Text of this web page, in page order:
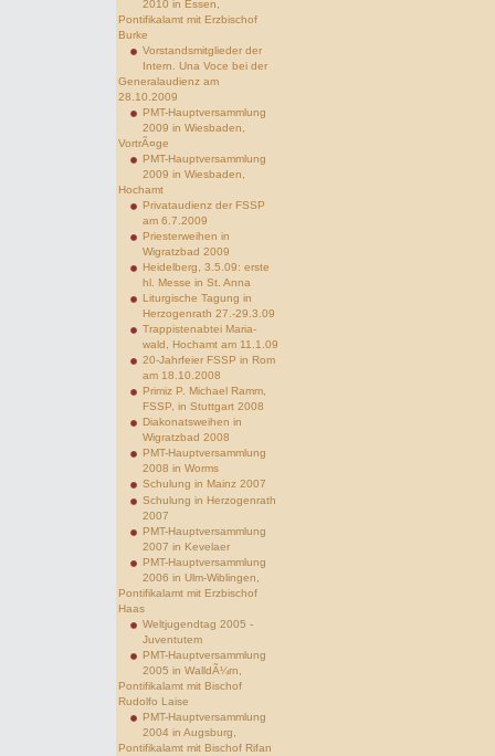
2010 in Essen,
Pontifikalamt mit Erzbischof
Burke
Vorstandsmitglieder der
Intern. Una Voce bei der
Generalaudienz am
28.10.2009
PMT-Hauptversammlung
2009 in Wiesbaden,
VortrÃ¤ge
PMT-Hauptversammlung
2009 in Wiesbaden,
Hochamt
Privataudienz der FSSP
am 6.7.2009
Priesterweihen in
Wigratzbad 2009
Heidelberg, 3.5.09: erste
hl. Messe in St. Anna
Liturgische Tagung in
Herzogenrath 27.-29.3.09
Trappistenabtei Maria-
wald, Hochamt am 11.1.09
20-Jahrfeier FSSP in Rom
am 18.10.2008
Primiz P. Michael Ramm,
FSSP, in Stuttgart 2008
Diakonatsweihen in
Wigratzbad 2008
PMT-Hauptversammlung
2008 in Worms
Schulung in Mainz 2007
Schulung in Herzogenrath
2007
PMT-Hauptversammlung
2007 in Kevelaer
PMT-Hauptversammlung
2006 in Ulm-Wiblingen,
Pontifikalamt mit Erzbischof
Haas
Weltjugendtag 2005 -
Juventutem
PMT-Hauptversammlung
2005 in WalldÃ¼rn,
Pontifikalamt mit Bischof
Rudolfo Laise
PMT-Hauptversammlung
2004 in Augsburg,
Pontifikalamt mit Bischof Rifan